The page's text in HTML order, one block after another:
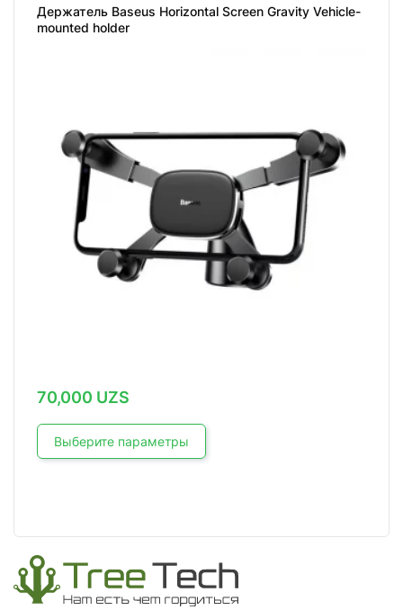
Держатель Baseus Horizontal Screen Gravity Vehicle-
mounted holder
70,000 UZS
Выберите параметры
товар
имеет
странице
товара.